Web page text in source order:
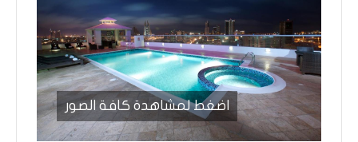
اضغط لمشاهدة كافة الصور